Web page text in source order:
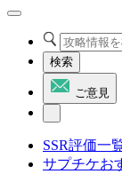
検索
ご意見
SSR評価一
サプチケお